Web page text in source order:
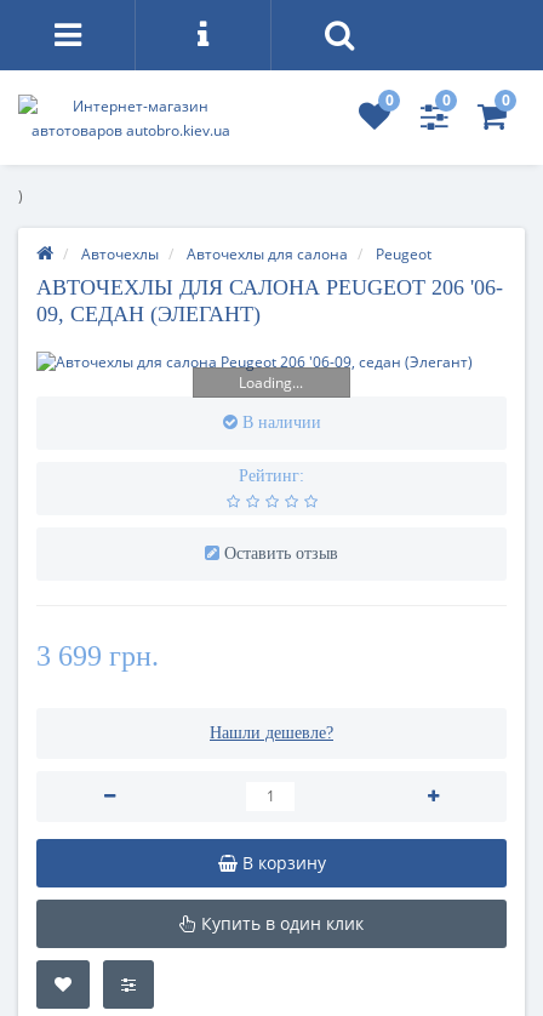
0 0 0
)
Авточехлы Авточехлы для салона Peugeot
АВТОЧЕХЛЫ ДЛЯ САЛОНА PEUGEOT 206 '06-
09, СЕДАН (ЭЛЕГАНТ)
Loading...
В наличии
Рейтинг:
Оставить отзыв
3 699 грн.
Нашли дешевле?
В корзину
Купить в один клик